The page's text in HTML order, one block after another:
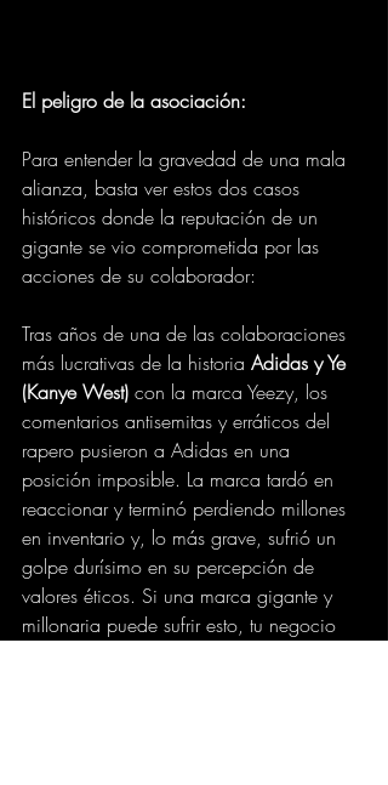
El peligro de la asociación:
Para entender la gravedad de una mala
alianza, basta ver estos dos casos
históricos donde la reputación de un
gigante se vio comprometida por las
acciones de su colaborador:
Tras años de una de las colaboraciones
más lucrativas de la historia Adidas y Ye
(Kanye West) con la marca Yeezy, los
comentarios antisemitas y erráticos del
rapero pusieron a Adidas en una
posición imposible. La marca tardó en
reaccionar y terminó perdiendo millones
en inventario y, lo más grave, sufrió un
golpe durísimo en su percepción de
valores éticos. Si una marca gigante y
millonaria puede sufrir esto, tu negocio